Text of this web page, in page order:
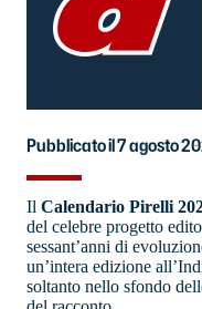
Pubblicato il 7 agosto
Il Calendario Pirelli
del celebre progetto
sessant’anni di
un’intera edizione
soltanto nello sfondo